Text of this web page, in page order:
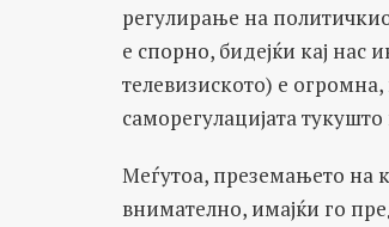
регулирање на
е спорно, бидејќи кај нас
телевизиското) е
саморегулацијата
Меѓутоа, преземањето на
внимателно, имајќи го